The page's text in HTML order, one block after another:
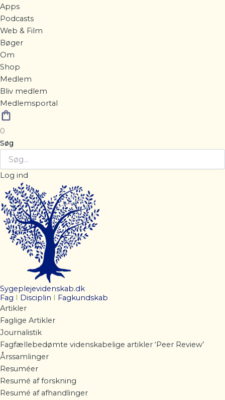
Apps
Podcasts
Web & Film
Bøger
Om
Shop
Medlem
Bliv medlem
Medlemsportal
0
Søg
Log ind
Sygeplejevidenskab.dk
Fag
Disciplin
Fagkundskab
Artikler
Faglige Artikler
Journalistik
Fagfællebedømte videnskabelige artikler ‘Peer Review’
Årssamlinger
Resuméer
Resumé af forskning
Resumé af afhandlinger